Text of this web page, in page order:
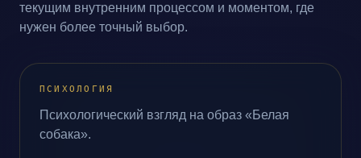
текущим внутренним процессом и моментом, где
нужен более точный выбор.
ПСИХОЛОГИЯ
Психологический взгляд на образ «Белая
собака».